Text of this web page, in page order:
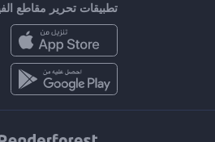
تطبيقات تحرير مقاطع